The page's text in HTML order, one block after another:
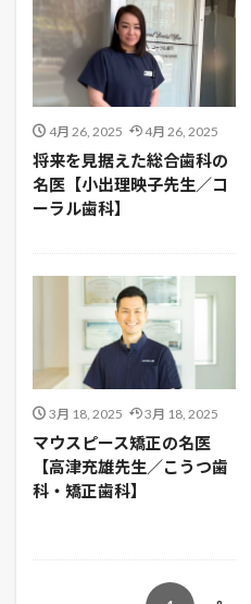
4月 26, 2025 4月 26, 2025
将来を見据えた総合歯科の
名医【小出理映子先生／コ
ーラル歯科】
3月 18, 2025 3月 18, 2025
マウスピース矯正の名医
【高津充雄先生／こうつ歯
科・矯正歯科】